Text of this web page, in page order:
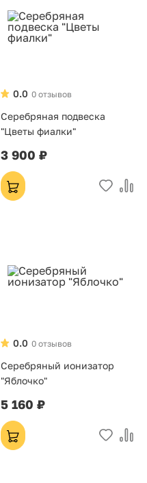
0 отзывов
0.0
Серебряная подвеска
"Цветы фиалки"
3 900 ₽
0 отзывов
0.0
Серебряный ионизатор
"Яблочко"
5 160 ₽